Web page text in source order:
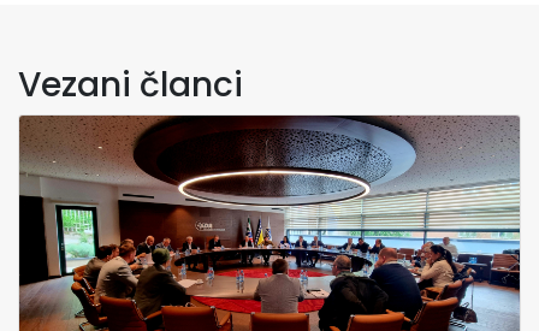
Vezani članci